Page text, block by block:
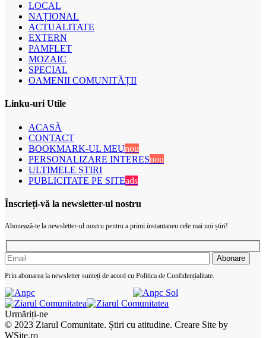
LOCAL
NAȚIONAL
ACTUALITATE
EXTERN
PAMFLET
MOZAIC
SPECIAL
OAMENII COMUNITĂȚII
Linku-uri Utile
ACASĂ
CONTACT
BOOKMARK-UL MEUnou
PERSONALIZARE INTERESnou
ULTIMELE ȘTIRI
PUBLICITATE PE SITEads
Înscrieți-vă la newsletter-ul nostru
Abonează-te la newsletter-ul nostru pentru a primi instantaneu cele mai noi știri!
Prin abonarea la newsletter sunteți de acord cu Politica de Confidențialitate.
Urmăriți-ne
© 2023 Ziarul Comunitate. Știri cu atitudine. Creare Site by
WSite.ro